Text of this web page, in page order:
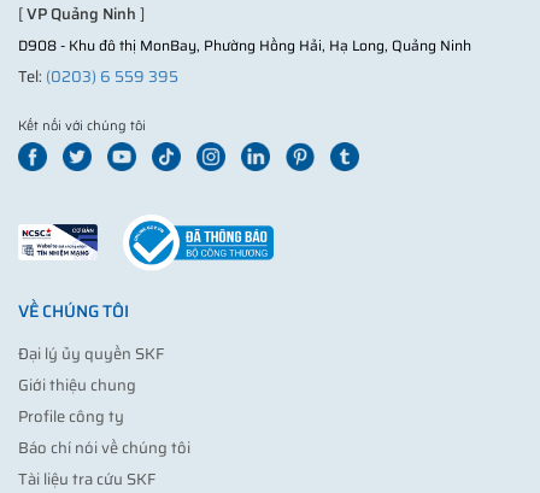
[VP Quảng Ninh]
D908 - Khu đô thị MonBay, Phường Hồng Hải, Hạ Long, Quảng Ninh
Tel: (0203) 6 559 395
Kết nối với chúng tôi
VỀ CHÚNG TÔI
Đại lý ủy quyền SKF
Giới thiệu chung
Profile công ty
Báo chí nói về chúng tôi
Tài liệu tra cứu SKF